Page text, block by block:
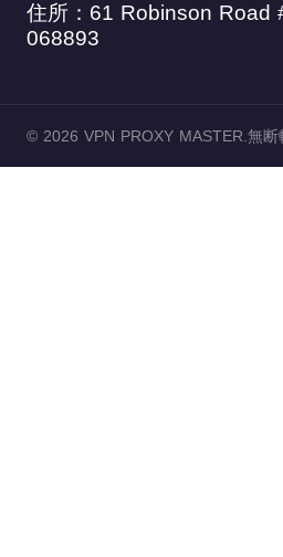
住所：61 Robinson Road
068893
© 2026 VPN PROXY MASTER.無断